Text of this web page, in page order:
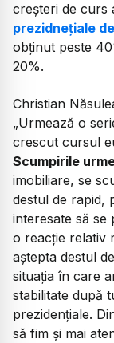
creșteri de curs
prezidnețiale
obținut peste
20%.
Christian
„Urmează o
crescut cursul
Scumpirile
imobiliare, se
destul de rapid,
interesate să se
o reacție relativ
aștepta destul
situația în care
stabilitate după
prezidențiale.
să fim și mai